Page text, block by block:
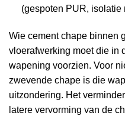
(gespoten PUR,
Wie cement chape binnen
vloerafwerking moet die in
wapening voorzien. Voor
zwevende chape is die
uitzondering. Het
latere vervorming van de